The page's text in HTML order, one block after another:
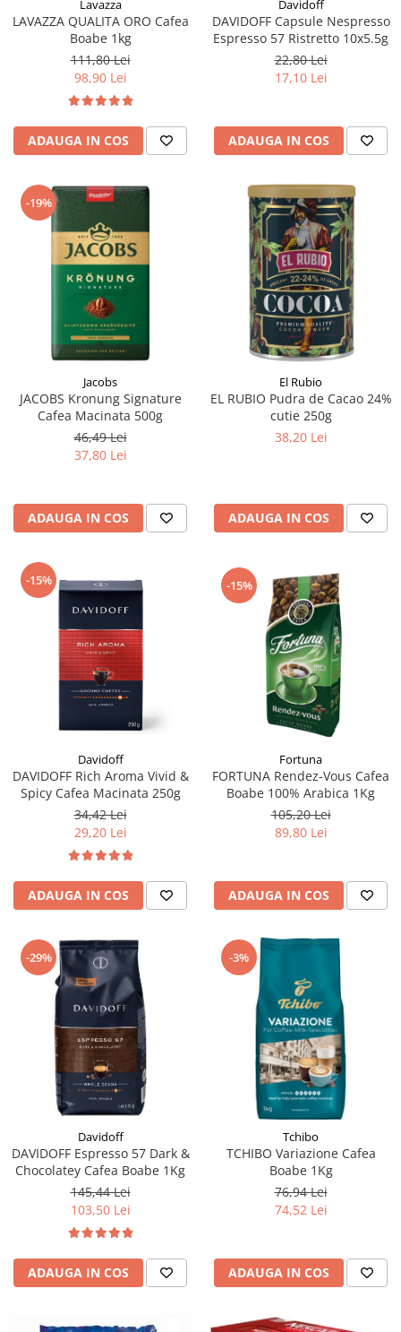
Lavazza
LAVAZZA QUALITA ORO Cafea
Boabe 1kg
111,80 Lei
98,90 Lei
ADAUGA IN COS
Davidoff
DAVIDOFF Capsule Nespresso
Espresso 57 Ristretto 10x5.5g
22,80 Lei
17,10 Lei
ADAUGA IN COS
-19%
Jacobs
JACOBS Kronung Signature
Cafea Macinata 500g
46,49 Lei
37,80 Lei
ADAUGA IN COS
El Rubio
EL RUBIO Pudra de Cacao 24%
cutie 250g
38,20 Lei
ADAUGA IN COS
-15%
Davidoff
DAVIDOFF Rich Aroma Vivid &
Spicy Cafea Macinata 250g
34,42 Lei
29,20 Lei
ADAUGA IN COS
-15%
Fortuna
FORTUNA Rendez-Vous Cafea
Boabe 100% Arabica 1Kg
105,20 Lei
89,80 Lei
ADAUGA IN COS
-29%
Davidoff
DAVIDOFF Espresso 57 Dark &
Chocolatey Cafea Boabe 1Kg
145,44 Lei
103,50 Lei
ADAUGA IN COS
-3%
Tchibo
TCHIBO Variazione Cafea
Boabe 1Kg
76,94 Lei
74,52 Lei
ADAUGA IN COS